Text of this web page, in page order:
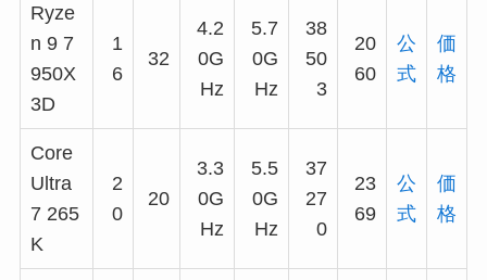
Ryze
n 9 7
950X
3D
1
6
32
4.2
0G
Hz
5.7
0G
Hz
38
50
3
20
60
公
式
価
格
Core
Ultra
7 265
K
2
0
20
3.3
0G
Hz
5.5
0G
Hz
37
27
0
23
69
公
式
価
格